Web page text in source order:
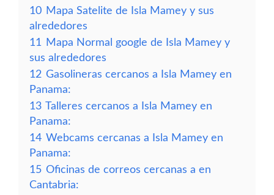
10 Mapa Satelite de Isla Mamey y sus
alrededores
11
Mapa Normal google de Isla Mamey y
sus alrededores
12 Gasolineras cercanos a Isla Mamey en
Panama:
13 Talleres cercanos a Isla Mamey en
Panama:
14 Webcams cercanas a Isla Mamey en
Panama:
15 Oficinas de correos cercanas a en
Cantabria: